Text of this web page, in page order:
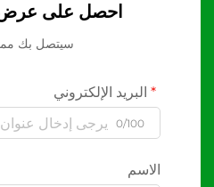
احصل على
سيتصل بك
البريد الإلكتروني
0/100
الاسم